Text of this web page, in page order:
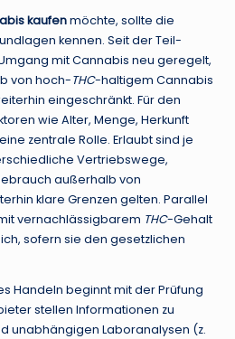
kaufenmöchte, sollte die
kennen. Seit der Teil-
mit Cannabis neu geregelt,
von hoch-THC-haltigem Cannabis
eingeschränkt. Für den
wie Alter, Menge, Herkunft
zentrale Rolle. Erlaubt sind je
Vertriebswege,
außerhalb von
klare Grenzen gelten. Parallel
vernachlässigbarem THC-Gehalt
sofern sie den gesetzlichen
Handeln beginnt mit der Prüfung
stellen Informationen zu
unabhängigen Laboranalysen (z.